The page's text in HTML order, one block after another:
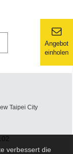
verbessert die
Angebot
einholen
Taipei City